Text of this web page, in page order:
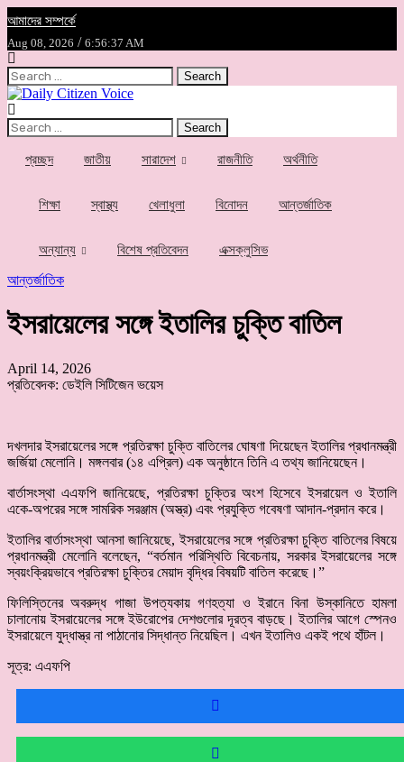
আমাদের সম্পর্কে
Aug 08, 2026 / 6:56:37 AM
Search
for:
Search
for:
প্রচ্ছদ
জাতীয় সারাদেশ রাজনীতি অর্থনীতি
শিক্ষা স্বাস্থ্য খেলাধুলা বিনোদন আন্তর্জাতিক
অন্যান্য বিশেষ প্রতিবেদন
এক্সক্লুসিভ
আন্তর্জাতিক
ইসরায়েলের সঙ্গে ইতালির চুক্তি বাতিল
April 14, 2026
প্রতিবেদক: ডেইলি সিটিজেন ভয়েস
দখলদার ইসরায়েলের সঙ্গে প্রতিরক্ষা চুক্তি বাতিলের ঘোষণা দিয়েছেন ইতালির প্রধানমন্ত্রী
জর্জিয়া মেলোনি। মঙ্গলবার (১৪ এপ্রিল) এক অনুষ্ঠানে তিনি এ তথ্য জানিয়েছেন।
বার্তাসংস্থা এএফপি জানিয়েছে, প্রতিরক্ষা চুক্তির অংশ হিসেবে ইসরায়েল ও ইতালি
একে-অপরের সঙ্গে সামরিক সরঞ্জাম (অস্ত্র) এবং প্রযুক্তি গবেষণা আদান-প্রদান করে।
ইতালির বার্তাসংস্থা আনসা জানিয়েছে, ইসরায়েলের সঙ্গে প্রতিরক্ষা চুক্তি বাতিলের বিষয়ে
প্রধানমন্ত্রী মেলোনি বলেছেন, “বর্তমান পরিস্থিতি বিবেচনায়, সরকার ইসরায়েলের সঙ্গে
স্বয়ংক্রিয়ভাবে প্রতিরক্ষা চুক্তির মেয়াদ বৃদ্ধির বিষয়টি বাতিল করেছে।”
ফিলিস্তিনের অবরুদ্ধ গাজা উপত্যকায় গণহত্যা ও ইরানে বিনা উস্কানিতে হামলা
চালানোয় ইসরায়েলের সঙ্গে ইউরোপের দেশগুলোর দূরত্ব বাড়ছে। ইতালির আগে স্পেনও
ইসরায়েলে যুদ্ধাস্ত্র না পাঠানোর সিদ্ধান্ত নিয়েছিল। এখন ইতালিও একই পথে হাঁটল।
সূত্র: এএফপি